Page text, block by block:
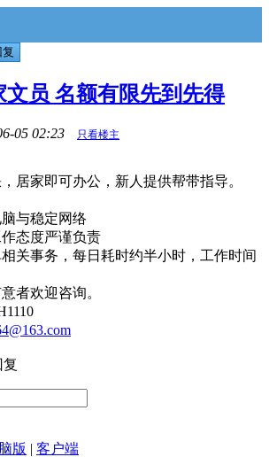
复
员 名额有限先到先得
05 02:23 只看楼主
居家即可办公，新人提供帮带指导。
与稳定网络
态度严谨负责
关事务，每日耗时约半小时，工作时间
者欢迎咨询。
版 | 客户端